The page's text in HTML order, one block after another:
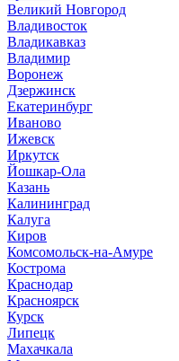
Великий Новгород
Владивосток
Владикавказ
Владимир
Воронеж
Дзержинск
Екатеринбург
Иваново
Ижевск
Иркутск
Йошкар-Ола
Казань
Калининград
Калуга
Киров
Комсомольск-на-Амуре
Кострома
Краснодар
Красноярск
Курск
Липецк
Махачкала